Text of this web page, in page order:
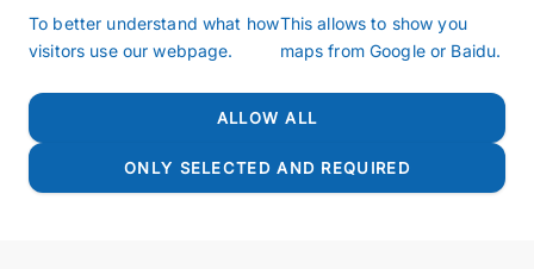
To better understand what how
visitors use our webpage.
This allows to show you
maps from Google or Baidu.
ALLOW ALL
ONLY SELECTED AND REQUIRED
Imprint
Privacy policy
Sitemap